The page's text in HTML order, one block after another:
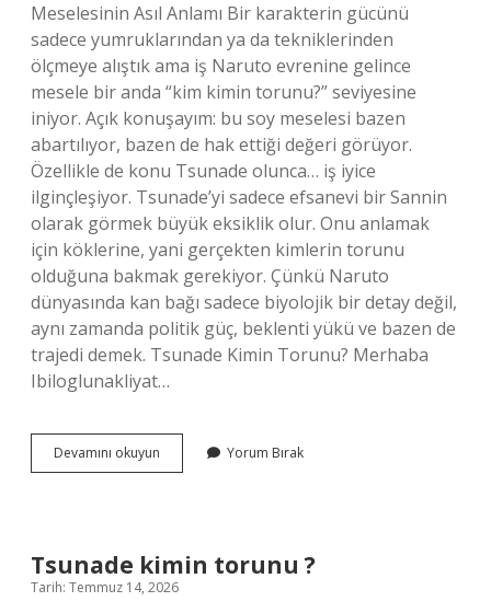
Meselesinin Asıl Anlamı Bir karakterin gücünü
sadece yumruklarından ya da tekniklerinden
ölçmeye alıştık ama iş Naruto evrenine gelince
mesele bir anda “kim kimin torunu?” seviyesine
iniyor. Açık konuşayım: bu soy meselesi bazen
abartılıyor, bazen de hak ettiği değeri görüyor.
Özellikle de konu Tsunade olunca… iş iyice
ilginçleşiyor. Tsunade’yi sadece efsanevi bir Sannin
olarak görmek büyük eksiklik olur. Onu anlamak
için köklerine, yani gerçekten kimlerin torunu
olduğuna bakmak gerekiyor. Çünkü Naruto
dünyasında kan bağı sadece biyolojik bir detay değil,
aynı zamanda politik güç, beklenti yükü ve bazen de
trajedi demek. Tsunade Kimin Torunu? Merhaba
Ibiloglunakliyat…
Devamını okuyun Tsunade
kimin
Yorum Bırak
Tsunade kimin torunu ?
Tarih: Temmuz 14, 2026